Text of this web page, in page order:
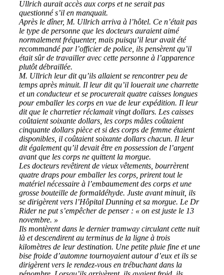
Ullrich aurait accès aux corps et ne serait pas
questionné s’il en manquait.
Après le dîner, M. Ullrich arriva à l’hôtel. Ce n’était pas
le type de personne que les docteurs auraient aimé
normalement fréquenter, mais puisqu’il leur avait été
recommandé par l’officier de police, ils pensèrent qu’il
était sûr de travailler avec cette personne à l’apparence
plutôt débraillée.
M. Ullrich leur dit qu’ils allaient se rencontrer peu de
temps après minuit. Il leur dit qu’il louerait une charrette
et un conducteur et se procurerait quatre caisses longues
pour emballer les corps en vue de leur expédition. Il leur
dit que le charretier réclamait vingt dollars. Les caisses
coûtaient soixante dollars, les corps mâles coûtaient
cinquante dollars pièce et si des corps de femme étaient
disponibles, il coûtaient soixante dollars chacun. Il leur
dit également qu’il devait être en possession de l’argent
avant que les corps ne quittent la morgue.
Les docteurs revêtirent de vieux vêtements, bourrèrent
quatre draps pour emballer les corps, prirent tout le
matériel nécessaire à l’embaumement des corps et une
grosse bouteille de formaldéhyde. Juste avant minuit, ils
se dirigèrent vers l’Hôpital Dunning et sa morgue. Le Dr
Rider ne put s’empêcher de penser : « on est juste le 13
novembre. »
Ils montèrent dans le dernier tramway circulant cette nuit
là et descendirent au terminus de la ligne à trois
kilomètres de leur destination. Une petite pluie fine et une
bise froide d’automne tournoyaient autour d’eux et ils se
dirigèrent vers le rendez-vous en trébuchant dans la